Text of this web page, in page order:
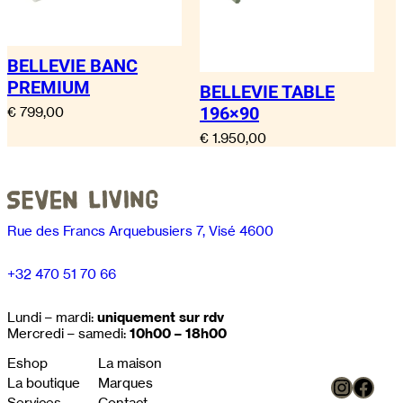
A
t
t
u
V
u
couleur Sea Sand
BELLEVIE BANC
PREMIUM
€ 799,00
BELLEVIE TABLE
196×90
€ 1.950,00
Rue des Francs Arquebusiers 7, Visé 4600
+32 470 51 70 66
Lundi – mardi: uniquement sur rdv
Mercredi – samedi: 10h00 – 18h00
Eshop
La boutique
La maison
Marques